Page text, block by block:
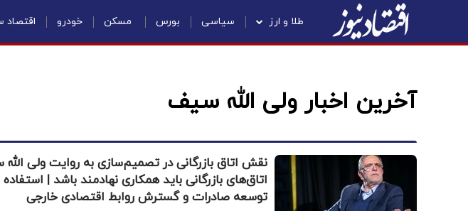
طلا و ارز سیاسی بورس مسکن خودرو
آخرین اخبار ولی الله سیف
نقش اتاق بازرگانی در تصمیم‌سازی به روایت ولی
اتاق‌‌های بازرگانی باید همکاری نهادمند باشد |
توسعه صادرات و گسترش روابط اقتصادی خارجی